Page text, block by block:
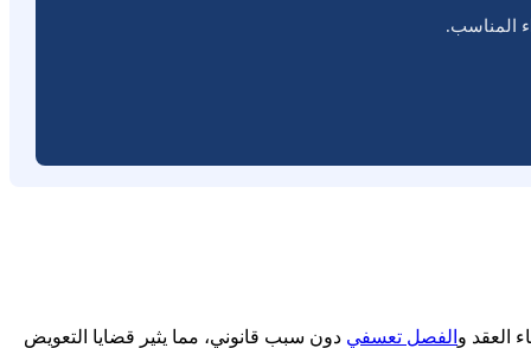
المناسب.
العقد و الفصل تعسفي دون سبب قانوني، مما يثير قضايا التعويض